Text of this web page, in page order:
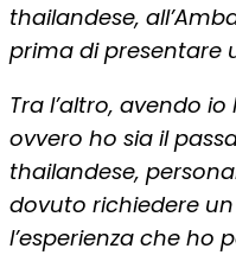
thailandese,
prima di presentare
Tra l’altro, avendo
ovvero ho sia il
thailandese,
dovuto richiedere
l’esperienza che ho